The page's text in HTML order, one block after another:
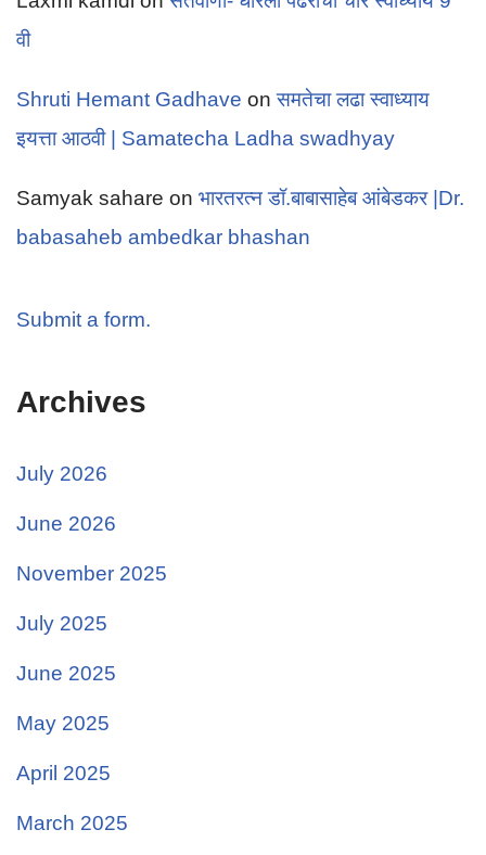
वी
Shruti Hemant Gadhave onसमतेचा लढा स्वाध्याय
इयत्ता आठवी | Samatecha Ladha swadhyay
Samyak sahare on भारतरत्न डॉ.बाबासाहेब आंबेडकर |Dr.
babasaheb ambedkar bhashan
Submit a form.
Archives
July 2026
June 2026
November 2025
July 2025
June 2025
May 2025
April 2025
March 2025